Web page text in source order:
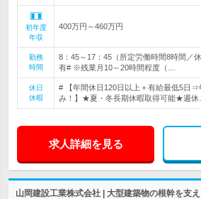
初年度
年収
400万円～460万円
勤務
時間
8：45～17：45（所定労働時間8時間／
有# ※残業月10～20時間程度（…
休日
休暇
# 【年間休日120日以上＋有給最低5日⇒
み！】★夏・冬長期休暇取得可能★週休
求人詳細を見る
山岡建設工業株式会社 | 大型建築物の根幹を支